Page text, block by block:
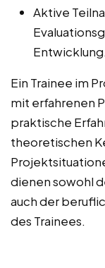
Aktive
Entwicklung.
Ein Trainee im
mit erfahrenen
praktische
theoretischen
dienen sowohl
auch der
des Trainees.